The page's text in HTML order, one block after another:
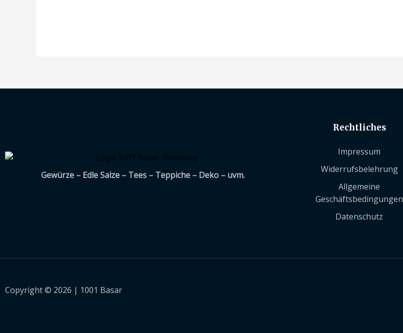
Gewürze – Edle Salze – Tees – Teppiche – Deko – uvm.
Rechtliches
Impressum
Widerrufsbelehrung
Allgemeine
Geschäftsbedingungen
Datenschutz
Copyright © 2026 | 1001 Basar